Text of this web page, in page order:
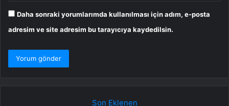
Daha sonraki yorumlarımda kullanılması için adım, e-posta
adresim ve site adresim bu tarayıcıya kaydedilsin.
Son Eklenen